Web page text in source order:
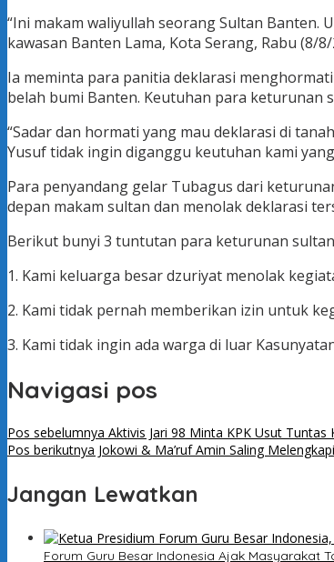
“Ini makam waliyullah seorang Sultan
kawasan Banten Lama, Kota Serang, Rabu (8/8/
Ia meminta para panitia deklarasi
belah bumi Banten. Keutuhan para keturunan
“Sadar dan hormati yang mau deklarasi di
Yusuf tidak ingin diganggu keutuhan kami
Para penyandang gelar Tubagus dari
depan makam sultan dan menolak deklarasi
Berikut bunyi 3 tuntutan para keturunan
1. Kami keluarga besar dzuriyat menolak
2. Kami tidak pernah memberikan izin untuk
3. Kami tidak ingin ada warga di luar
Navigasi pos
Pos sebelumnya Aktivis Jari 98 Minta KPK Usut
Pos berikutnya Jokowi & Ma’ruf Amin Saling
Jangan Lewatkan
Forum Guru Besar Indonesia Ajak Masyarakat